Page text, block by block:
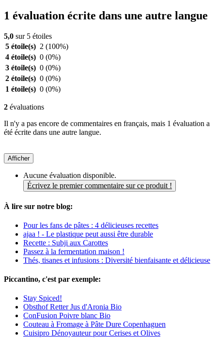
1 évaluation écrite dans une autre langue
5,0 sur 5 étoiles
5 étoile(s) 2 (100%)
4 étoile(s) 0 (0%)
3 étoile(s) 0 (0%)
2 étoile(s) 0 (0%)
1 étoile(s) 0 (0%)
2 évaluations
Il n'y a pas encore de commentaires en français, mais 1 évaluation a
été écrite dans une autre langue.
Afficher
Aucune évaluation disponible.
Écrivez le premier commentaire sur ce produit !
À lire sur notre blog:
Pour les fans de pâtes : 4 délicieuses recettes
ajaa ! - Le plastique peut aussi être durable
Recette : Subji aux Carottes
Passez à la fermentation maison !
Thés, tisanes et infusions : Diversité bienfaisante et délicieuse
Piccantino, c'est par exemple:
Stay Spiced!
Obsthof Retter Jus d'Aronia Bio
ConFusion Poivre blanc Bio
Couteau à Fromage à Pâte Dure Copenhaguen
Cuisipro Dénoyauteur pour Cerises et Olives